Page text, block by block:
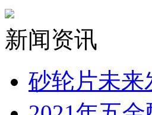
新闻资讯
砂轮片未来